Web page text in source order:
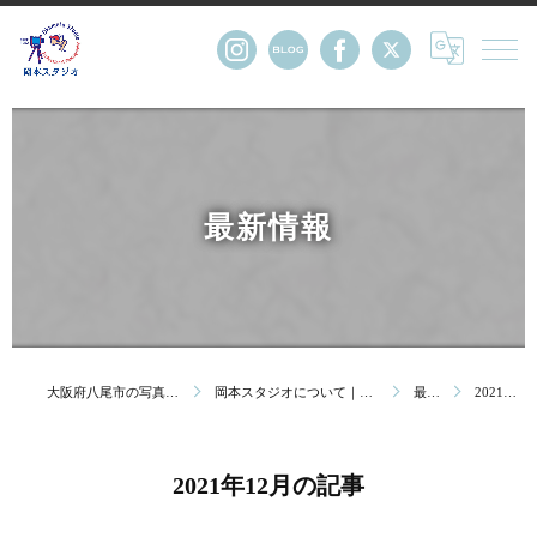
最新情報
大阪府八尾市の写真館・株式会社岡本スタジオ 岡本スタジオについて｜創業123年 大阪府八尾市の写真館 最新情報 2021年12月の記事
2021年12月の記事